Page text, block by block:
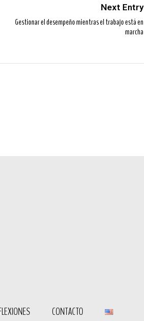
Next Entry
Gestionar el desempeño mientras el trabajo está en
marcha
CONTACTO